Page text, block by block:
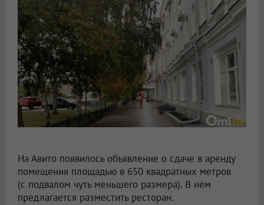
На Авито появилось объявление о сдаче в аренду
помещения площадью в 650 квадратных метров
(с подвалом чуть меньшего размера). В нём
предлагается разместить ресторан.